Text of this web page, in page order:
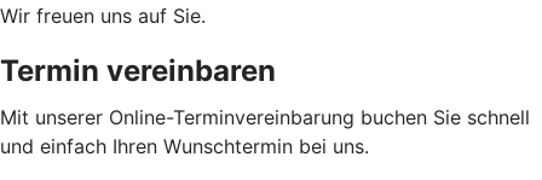
Wir freuen uns auf Sie.
Termin vereinbaren
Mit unserer Online-Terminvereinbarung buchen Sie schnell
und einfach Ihren Wunschtermin bei uns.